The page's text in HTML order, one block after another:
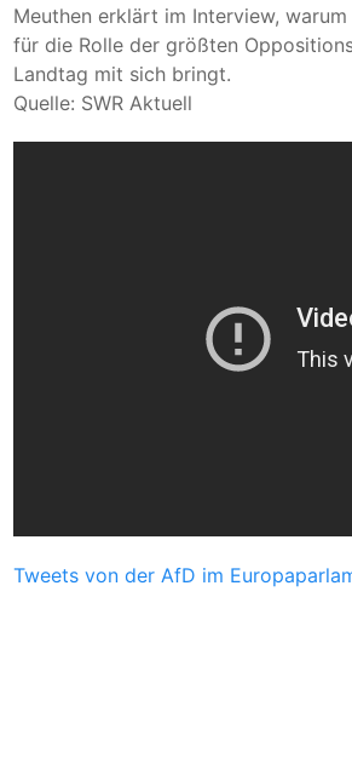
Meuthen erklärt im Interview,
für die Rolle der größten
Landtag mit sich bringt.
Quelle: SWR Aktuell
Tweets von der AfD im